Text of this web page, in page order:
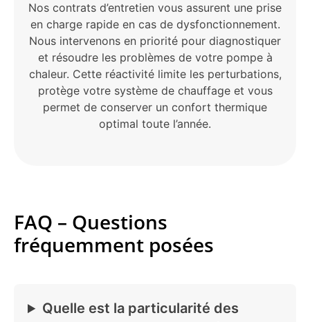
Nos contrats d’entretien vous assurent une prise
en charge rapide en cas de dysfonctionnement.
Nous intervenons en priorité pour diagnostiquer
et résoudre les problèmes de votre pompe à
chaleur. Cette réactivité limite les perturbations,
protège votre système de chauffage et vous
permet de conserver un confort thermique
optimal toute l’année.
FAQ – Questions
fréquemment posées
Quelle est la particularité des